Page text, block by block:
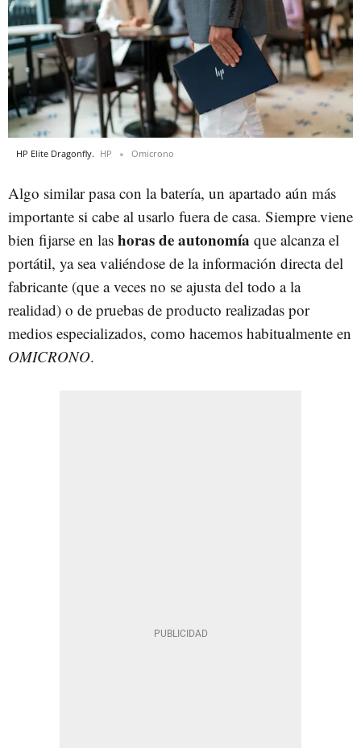
HP Elite Dragonfly. HP Omicrono
Algo similar pasa con la batería, un apartado aún más
importante si cabe al usarlo fuera de casa. Siempre viene
bien fijarse en las horas de autonomía que alcanza el
portátil, ya sea valiéndose de la información directa del
fabricante (que a veces no se ajusta del todo a la
realidad) o de pruebas de producto realizadas por
medios especializados, como hacemos habitualmente en
OMICRONO.